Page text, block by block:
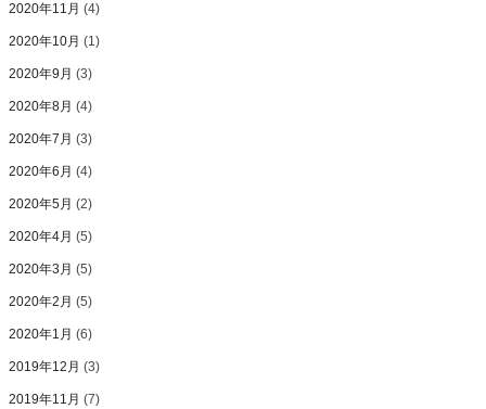
2020年11月 (4)
2020年10月 (1)
2020年9月 (3)
2020年8月 (4)
2020年7月 (3)
2020年6月 (4)
2020年5月 (2)
2020年4月 (5)
2020年3月 (5)
2020年2月 (5)
2020年1月 (6)
2019年12月 (3)
2019年11月 (7)